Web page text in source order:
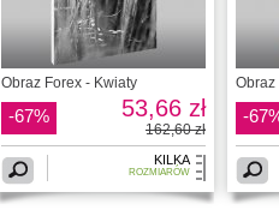
Obraz Forex - Kwiaty
-67% 53,66 zł
162,60 zł
KILKA
ROZMIARÓW
Obraz
-